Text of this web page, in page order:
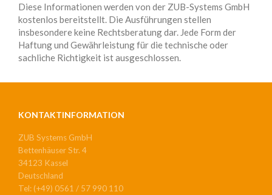
Diese Informationen werden von der ZUB-Systems GmbH
kostenlos bereitstellt. Die Ausführungen stellen
insbesondere keine Rechtsberatung dar. Jede Form der
Haftung und Gewährleistung für die technische oder
sachliche Richtigkeit ist ausgeschlossen.
KONTAKTINFORMATION
ZUB Systems GmbH
Bettenhäuser Str. 4
34123 Kassel
Deutschland
Tel: (+49) 0561 / 57 990 110